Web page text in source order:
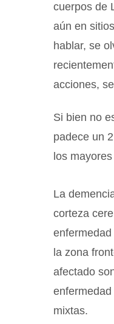
cuerpos de
aún en
hablar, se
acciones,
Si bien no
padece un
los
La
corteza
la zona
afectado
mixtas.